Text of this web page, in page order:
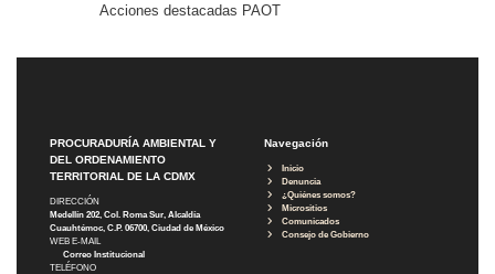
Acciones destacadas PAOT
PROCURADURÍA AMBIENTAL Y
DEL ORDENAMIENTO
TERRITORIAL DE LA CDMX
DIRECCIÓN
Medellín 202, Col. Roma Sur, Alcaldía
Cuauhtémoc, C.P. 06700, Ciudad de México
WEB E-MAIL
Correo Institucional
TELÉFONO
Navegación
Inicio
Denuncia
¿Quiénes somos?
Micrositios
Comunicados
Consejo de Gobierno